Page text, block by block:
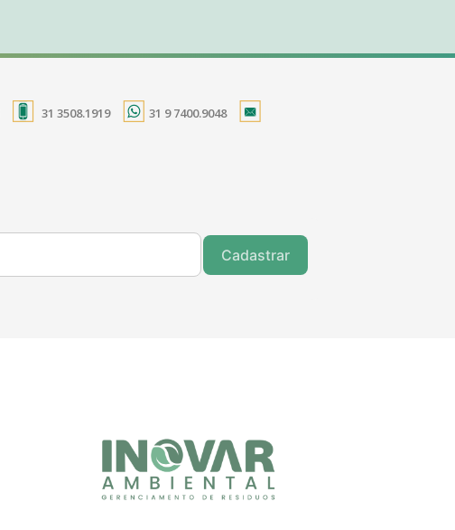
31 3508.1919 31 9 7400.9048
Cadastrar